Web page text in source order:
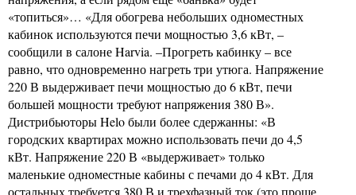
«топиться»… «Для обогрева небольших одноместных
кабинок используются печи мощностью 3,6 кВт, –
сообщили в салоне Harvia. –Прогреть кабинку – все
равно, что одновременно нагреть три утюга. Напряжение
220 В выдерживает печи мощностью до 6 кВт, печи
большей мощности требуют напряжения 380 В».
Дистрибьюторы Helo были более сдержанны: «В
городских квартирах можно использовать печи до 4,5
кВт. Напряжение 220 В «выдерживает» только
маленькие одноместные кабины с печами до 4 кВт. Для
остальных требуется 380 В и трехфазный ток (это проще